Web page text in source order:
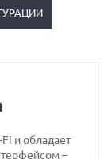
и обладает
–